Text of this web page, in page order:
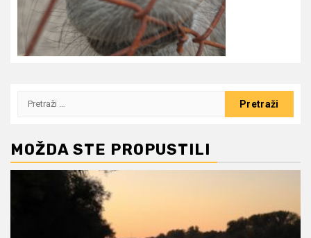
Pretraži:
MOŽDA STE PROPUSTILI